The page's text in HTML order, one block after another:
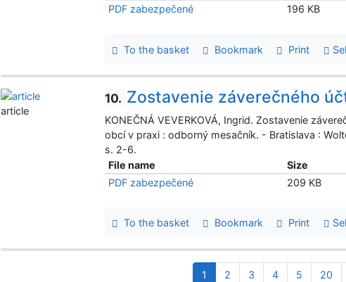
PDF zabezpečené
196 KB
To the basket Bookmark Print
10. Zostavenie záverečného
KONEČNÁ VEVERKOVÁ, Ingrid. Zostavenie
obcí v praxi : odborný mesačník. - Bratislava :
s. 2-6.
File name
Size
PDF zabezpečené
209 KB
To the basket Bookmark Print
article
1 2 3 4 5 20